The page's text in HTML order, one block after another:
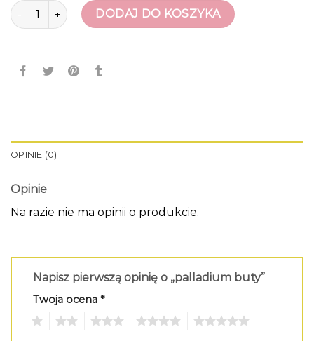
ilość palladium butyDODAJ DO KOSZYKA
OPINIE (0)
Opinie
Na razie nie ma opinii o produkcie.
Napisz pierwszą opinię o „palladium buty”
Twoja ocena *